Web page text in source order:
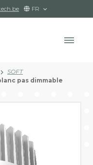
FR
SOFT
pas dimmable